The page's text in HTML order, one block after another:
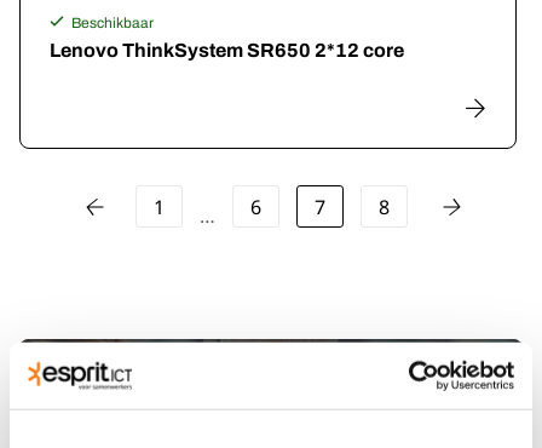
Beschikbaar
Lenovo ThinkSystem SR650 2*12 core
1 … 6 7 8
Niet gevonden wat je zocht?